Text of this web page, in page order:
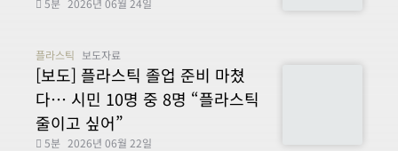
5분 2026년 06월 24일
플라스틱 보도자료
[보도] 플라스틱 졸업 준비 마쳤
다… 시민 10명 중 8명 “플라스틱
줄이고 싶어”
5분 2026년 06월 22일